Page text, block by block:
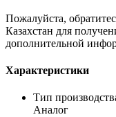
Пожалуйста,
Казахстан для
дополнительной
Характеристики
Тип
Аналог